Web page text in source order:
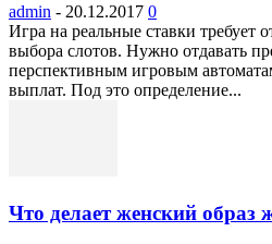
admin - 20.12.2017 0
Игра на реальные ставки требует
выбора слотов. Нужно отдавать
перспективным игровым
выплат. Под это определение...
Что делает женский образ